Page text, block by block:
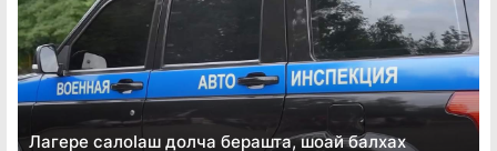
Лагере салоӏаш долча берашта, шоай балхах